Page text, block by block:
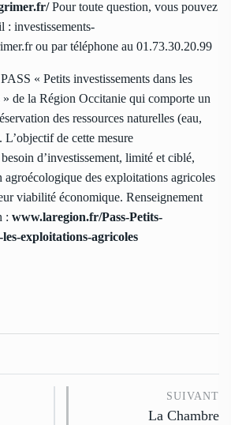
Pour toute question, vous pouvez
: investissements-
ou par téléphone au 01.73.30.20.99
« Petits investissements dans les
de la Région Occitanie qui comporte un
des ressources naturelles (eau,
de cette mesure
d’investissement, limité et ciblé,
agroécologique des exploitations agricoles
viabilité économique. Renseignement
: www.laregion.fr/Pass-Petits-
les-exploitations-agricoles
SUIVANT
La Chambre